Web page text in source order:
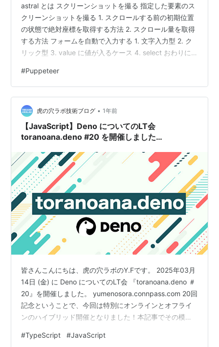
astral とは スクリーンショットを撮る 指定した要素のス
クリーンショットを撮る 1. スクロールする前の初期位置
の状態で絶対座標を取得する方法 2. スクロール量を取得
する方法 フォームを自動で入力する 1. 文字入力型 2. ク
リック型 3. value に値が入るケース 4. select おわりに
Puppeteer のようにスクリプトからブラウザ操作をした
いということが良くあります。ありませんか？ 本エント
リでは、 deno 版の Puppeteer である astral を使用した
ブラウザの操作について紹介します。 No…
#Puppeteer
虎の穴ラボ技術ブログ • 1年前
【JavaScript】Deno についてのLT会
toranoana.deno #20 を開催しました
皆さんこんにちは、虎の穴ラボのY.Fです。 2025年03月
14日 (金) に Deno についてのLT会 『toranoana.deno ＃
20』を開催しました。 yumenosora.connpass.com 20回
記念ということで、今回は特別にオンラインとオフライ
ンのハイブリッド開催となりました！本記事でその模様
うと思います！
#TypeScript #JavaScript